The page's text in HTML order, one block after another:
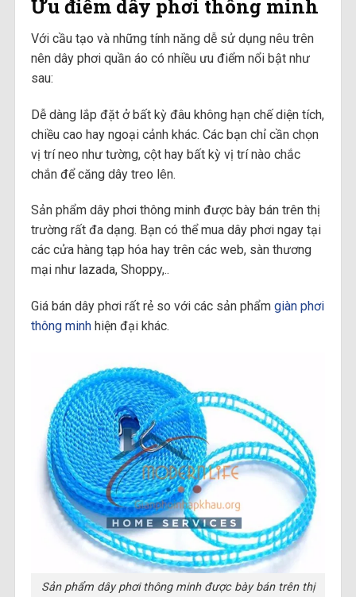
Ưu điểm dây phơi thông minh
Với cầu tạo và những tính năng dễ sử dụng nêu trên
nên dây phơi quần áo có nhiều ưu điểm nổi bật như
sau:
Dễ dàng lắp đặt ở bất kỳ đâu không hạn chế diện tích,
chiều cao hay ngoại cảnh khác. Các bạn chỉ cần chọn
vị trí neo như tường, cột hay bất kỳ vị trí nào chắc
chắn để căng dây treo lên.
Sản phẩm dây phơi thông minh được bày bán trên thị
trường rất đa dạng. Bạn có thể mua dây phơi ngay tại
các cửa hàng tạp hóa hay trên các web, sàn thương
mại như lazada, Shoppy,..
Giá bán dây phơi rất rẻ so với các sản phẩm giàn phơi
thông minhhiện đại khác.
Sản phẩm dây phơi thông minh được bày bán trên thị